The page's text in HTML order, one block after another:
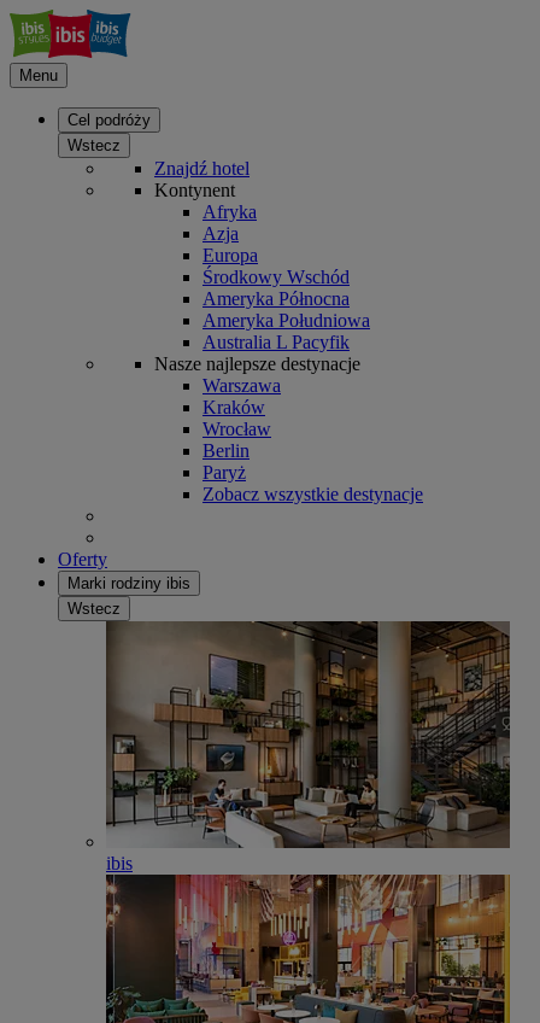
Menu
Cel podróży
Wstecz
Znajdź hotel
Kontynent
Afryka
Azja
Europa
Środkowy Wschód
Ameryka Północna
Ameryka Południowa
Australia L Pacyfik
Nasze najlepsze destynacje
Warszawa
Kraków
Wrocław
Berlin
Paryż
Zobacz wszystkie destynacje
Oferty
Marki rodziny ibis
Wstecz
ibis